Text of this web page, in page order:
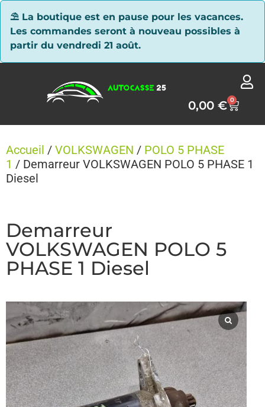
⛱ La boutique est en pause pour les vacances.
Les commandes seront à nouveau possibles à
partir du vendredi 21 août.
0,00€ 0
Accueil / VOLKSWAGEN / POLO 5 PHASE
1 / Demarreur VOLKSWAGEN POLO 5 PHASE 1
Diesel
Demarreur
VOLKSWAGEN POLO 5
PHASE 1 Diesel
Panneau de gestion des cookies